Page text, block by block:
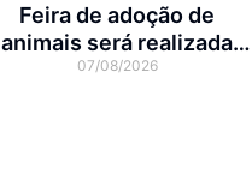
Feira de adoção de
animais será realizada
neste domingo na Arena
07/08/2026